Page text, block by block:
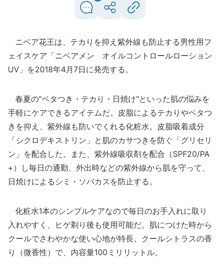
ニベア花王は、テカりを抑え紫外線も防止する男性用フ
ェイスケア「ニベアメン オイルコントロールローション
UV」を2018年4月7日に発売する。
春夏の"ベタつき・テカり・日焼け"といった肌の悩みを
手軽にケアできるアイテムだ。皮脂によるテカりやベタつ
きを抑え、紫外線も防いでくれる化粧水。皮脂吸着成分
「シクロデキストリン」と肌のカサつきを防ぐ「グリセリ
ン」を配合した。また、紫外線吸収剤を配合（SPF20/PA
+）し毎日の通勤、外出時などの紫外線から肌を守って、
日焼けによるシミ・ソバカスを防止する。
化粧水1本のシンプルケアなので毎日のお手入れに取り
入れやすく、ヒゲ剃り後も使用可能だ。肌につけた時から
クールでさわやかな使い心地が特長。クールシトラスの香
り（微香性）で、内容量100ミリリットル。